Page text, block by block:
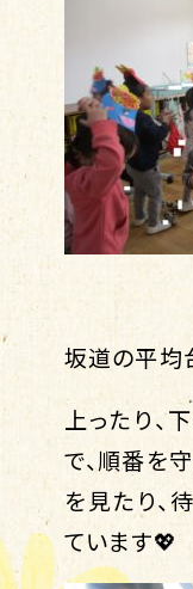
坂道の平均
上ったり、
で、順番を
を見たり、
ています💖